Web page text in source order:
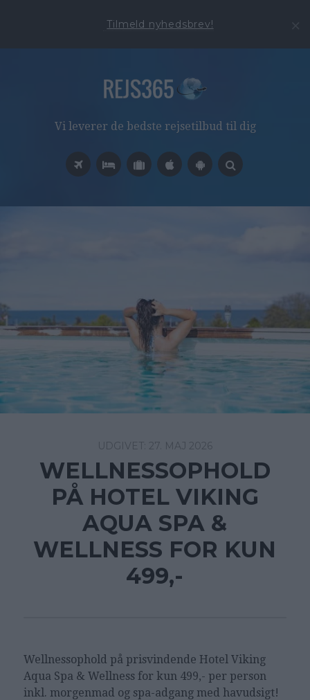
Tilmeld nyhedsbrev!
Vi leverer de bedste rejsetilbud til dig
27. MAJ 2026
WELLNESSOPHOLD
PÅ HOTEL VIKING
AQUA SPA &
WELLNESS FOR KUN
499,-
Wellnessophold på prisvindende Hotel Viking
Aqua Spa & Wellness for kun 499,- per person
inkl. morgenmad og spa-adgang med havudsigt!